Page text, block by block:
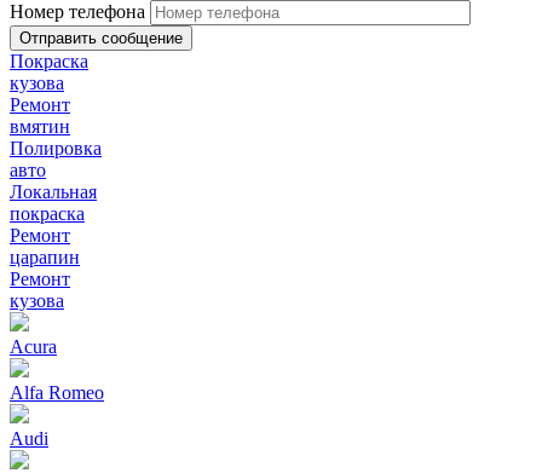
Номер телефона
Покраска
кузова
Ремонт
вмятин
Полировка
авто
Локальная
покраска
Ремонт
царапин
Ремонт
кузова
Acura
Alfa Romeo
Audi